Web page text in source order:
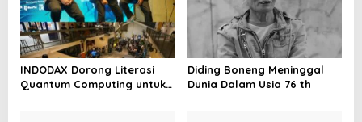
INDODAX Dorong Literasi
Quantum Computing untuk
Diding Boneng Meninggal
Dunia Dalam Usia 76 th